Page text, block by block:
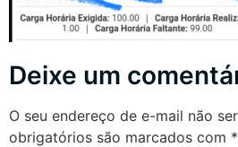
Deixe um
O seu endereço de e-mail não
obrigatórios são marcados com *